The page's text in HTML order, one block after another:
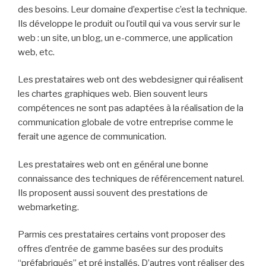
des besoins. Leur domaine d’expertise c’est la technique.
Ils développe le produit ou l’outil qui va vous servir sur le
web : un site, un blog, un e-commerce, une application
web, etc.
Les prestataires web ont des webdesigner qui réalisent
les chartes graphiques web. Bien souvent leurs
compétences ne sont pas adaptées à la réalisation de la
communication globale de votre entreprise comme le
ferait une agence de communication.
Les prestataires web ont en général une bonne
connaissance des techniques de référencement naturel.
Ils proposent aussi souvent des prestations de
webmarketing.
Parmis ces prestataires certains vont proposer des
offres d’entrée de gamme basées sur des produits
“préfabriqués” et pré installés. D’autres vont réaliser des